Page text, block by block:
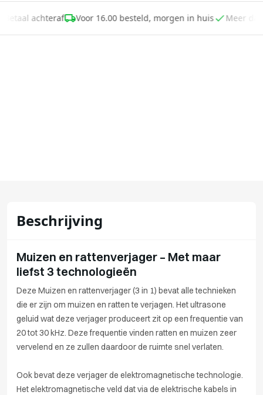
werking.
Betaal achteraf Voor 16.00 besteld, morgen in huis Meer
Beschrijving
Muizen en rattenverjager – Met maar
liefst 3 technologieën
Deze Muizen en rattenverjager (3 in 1) bevat alle technieken
die er zijn om muizen en ratten te verjagen. Het ultrasone
geluid wat deze verjager produceert zit op een frequentie van
20 tot 30 kHz. Deze frequentie vinden ratten en muizen zeer
vervelend en ze zullen daardoor de ruimte snel verlaten.
Ook bevat deze verjager de elektromagnetische technologie.
Het elektromagnetische veld dat via de elektrische kabels in